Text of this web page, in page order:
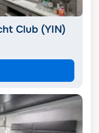
Club (YIN)